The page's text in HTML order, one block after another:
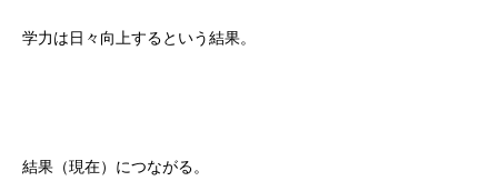
学力は日々向上するという結果。
結果（現在）につながる。